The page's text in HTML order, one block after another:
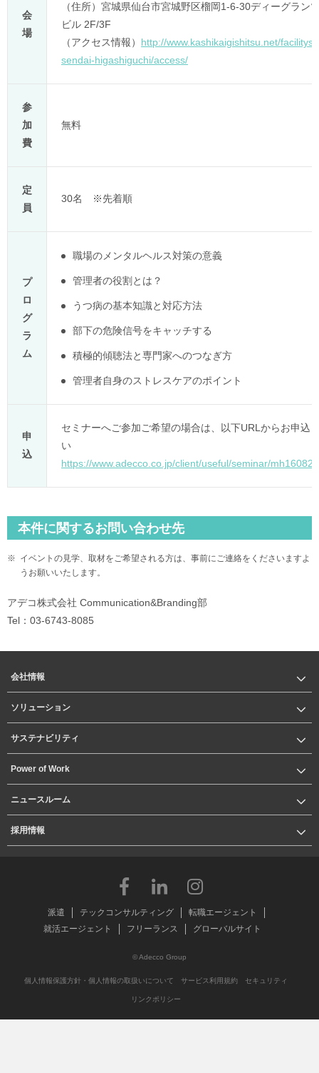
会
場
（住所）宮城県仙台市宮城野区榴岡1-6-30ディーグラン
ビル 2F/3F
（アクセス情報） http://www.kashikaigishitsu.net/facilitys/
sendai-higashiguchi/access/
参
加
費
無料
定
員
30名 ※先着順
プ
ロ
グ
ラ
ム
職場のメンタルヘルス対策の意義
管理者の役割とは？
うつ病の基本知識と対応方法
部下の危険信号をキャッチする
積極的傾聴法と専門家へのつなぎ方
管理者自身のストレスケアのポイント
申
込
セミナーへご参加ご希望の場合は、以下URLからお申込
い
https://www.adecco.co.jp/client/useful/seminar/
本件に関するお問い合わせ先
※ イベントの見学、取材をご希望される方は、事前にご連絡をくださいますよ
うお願いいたします。
アデコ株式会社 Communication&Branding部
Tel：03-6743-8085
会社情報
ソリューション
サステナビリティ
Power of Work
ニュースルーム
採用情報
派遣 テックコンサルティング
転職エージェント
就活エージェント
フリーランス グローバルサイト
© Adecco Group
個人情報保護方針・個人情報の取扱いについて サービス利用規約 セキュリティ
リンクポリシー